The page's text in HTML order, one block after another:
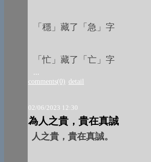
「穩」藏了「急」字
「忙」藏了「亡」字
...
comments(0) detail
02/06/2023 12:30
為人之貴，貴在真誠
人之貴，貴在真誠。